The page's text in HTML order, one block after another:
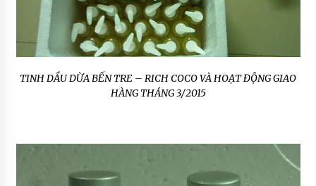
TINH DẦU DỪA BẾN TRE – RICH COCO VÀ HOẠT ĐỘNG GIAO
HÀNG THÁNG 3/2015